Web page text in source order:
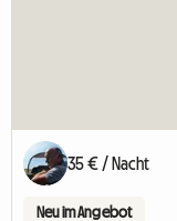
35 € / Nacht
Neu im Angebot